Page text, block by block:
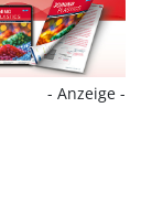
- Anzeige -